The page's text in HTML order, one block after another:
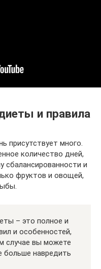
и правила
присутствует много.
количество дней,
сбалансированности и
фруктов и овощей,
– это полное и
и особенностей,
случае вы можете
больше навредить